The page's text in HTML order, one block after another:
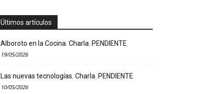
Últimos artículos
Alboroto en la Cocina. Charla. PENDIENTE
19/05/2026
Las nuevas tecnologías. Charla. PENDIENTE
10/05/2026